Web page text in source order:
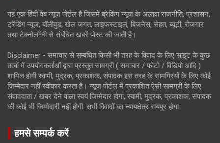
यह एक हिंदी वेब न्यूज़ पोर्टल है जिसमें ब्रेकिंग न्यूज़ के अलावा राजनीति, प्रशासन,
ट्रेंडिंग न्यूज, बॉलीवुड, खेल जगत, लाइफस्टाइल, बिजनेस, सेहत, ब्यूटी, रोजगार
तथा टेक्नोलॉजी से संबंधित खबरें पोस्ट की जाती है।
Disclaimer - समाचार से सम्बंधित किसी भी तरह के विवाद के लिए साइट के कुछ
तत्वों में उपयोगकर्ताओं द्वारा प्रस्तुत सामग्री ( समाचार / फोटो / विडियो आदि )
शामिल होगी स्वामी, मुद्रक, प्रकाशक, संपादक इस तरह के सामग्रियों के लिए कोई
ज़िम्मेदार नहीं स्वीकार करता है। न्यूज़ पोर्टल में प्रकाशित ऐसी सामग्री के लिए
संवाददाता / खबर देने वाला स्वयं जिम्मेदार होगा, स्वामी, मुद्रक, प्रकाशक, संपादक
की कोई भी जिम्मेदारी नहीं होगी. सभी विवादों का न्यायक्षेत्र रायपुर होगा
हमसे सम्पर्क करें